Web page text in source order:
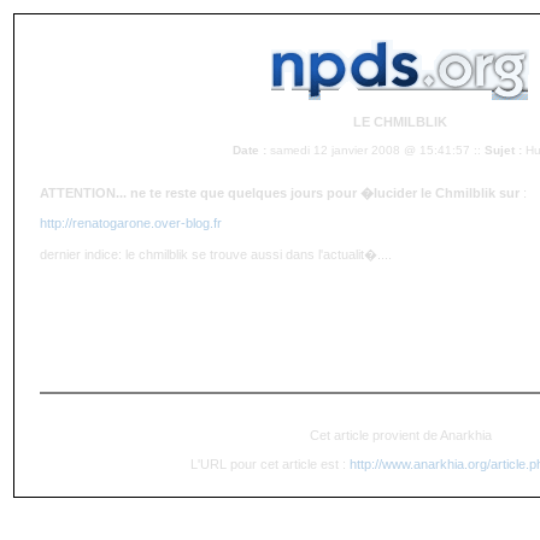
LE CHMILBLIK
Date : samedi 12 janvier 2008 @ 15:41:57 :: Sujet :
ATTENTION... ne te reste que quelques jours pour �lucider le Chmilblik sur :
http://renatogarone.over-blog.fr
dernier indice: le chmilblik se trouve aussi dans l'actualit�....
Cet article provient de Anarkhia
L'URL pour cet article est : http://www.anarkhia.org/